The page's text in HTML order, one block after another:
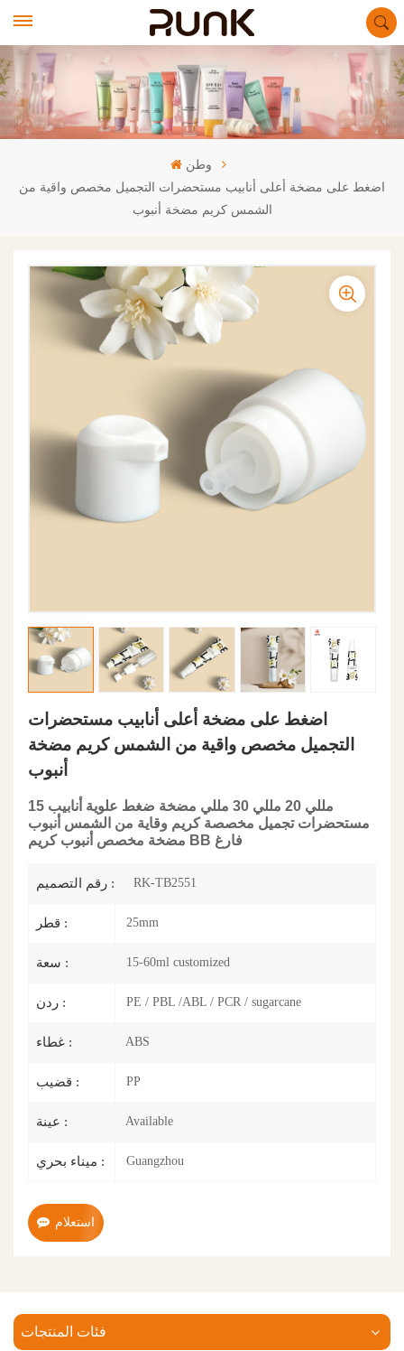
وطن
اضغط على مضخة أعلى أنابيب مستحضرات التجميل مخصص واقية من
الشمس كريم مضخة أنبوب
اضغط على مضخة أعلى أنابيب مستحضرات
التجميل مخصص واقية من الشمس كريم مضخة
أنبوب
15 مللي 20 مللي 30 مللي مضخة ضغط علوية أنابيب
مستحضرات تجميل مخصصة كريم وقاية من الشمس أنبوب
مضخة مخصص أنبوب كريم BB فارغ
رقم التصميم : RK-TB2551
قطر : 25mm
سعة : 15-60ml customized
ردن : PE / PBL /ABL / PCR / sugarcane
غطاء : ABS
قضيب : PP
عينة : Available
ميناء بحري : Guangzhou
استعلام
فئات المنتجات